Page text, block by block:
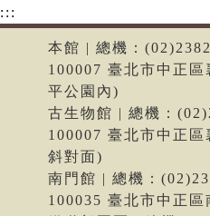
:::
本館 | 總機：
100007 臺北市中正
平公園內)
古生物館 | 總機：
100007 臺北市中正
斜對面)
南門館 | 總機：
100035 臺北市中正區